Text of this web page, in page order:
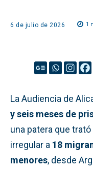
6 de julio de 2026 1
La Audiencia de
y seis meses de
una patera que
irregular a 18
menores, desde